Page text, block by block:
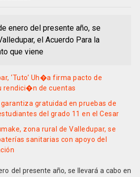
enero del presente año, se
el Acuerdo Para la
que viene
‘Tuto’ Uh�a firma pacto de
rendici�n de cuentas
gratuidad en pruebas de
del grado 11 en el Cesar
zona rural de Valledupar, se
sanitarias con apoyo del
del presente año, se llevará a cabo en